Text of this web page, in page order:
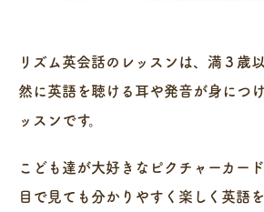
リズム英会話のレッスンは、満３歳
然に英語を聴ける耳や発音が身につ
ッスンです。
こども達が大好きなピクチャーカー
目で見ても分かりやすく楽しく英語